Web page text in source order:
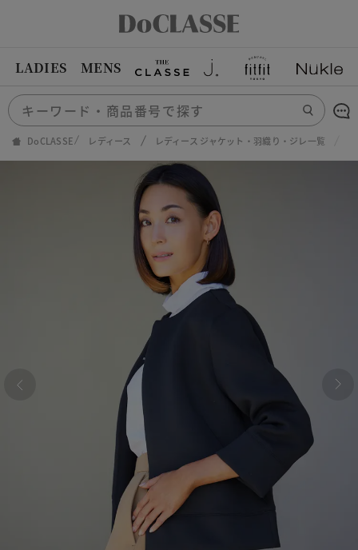
LADIES MENS
DoCLASSE レディース レディース ジャケット・羽織り・ジレ一覧